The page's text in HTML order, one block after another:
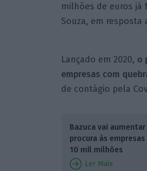
milhões de euros já
Souza, em
Lançado em 2020, o
empresas com
de contágio pela
Bazuca vai aumentar
procura às empresas
10 mil milhões
Ler Mais